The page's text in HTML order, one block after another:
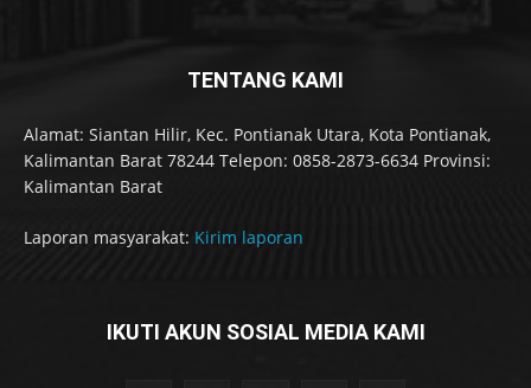
TENTANG KAMI
Alamat: Siantan Hilir, Kec. Pontianak Utara, Kota Pontianak,
Kalimantan Barat 78244 Telepon: 0858-2873-6634 Provinsi:
Kalimantan Barat
Laporan masyarakat: Kirim laporan
IKUTI AKUN SOSIAL MEDIA KAMI